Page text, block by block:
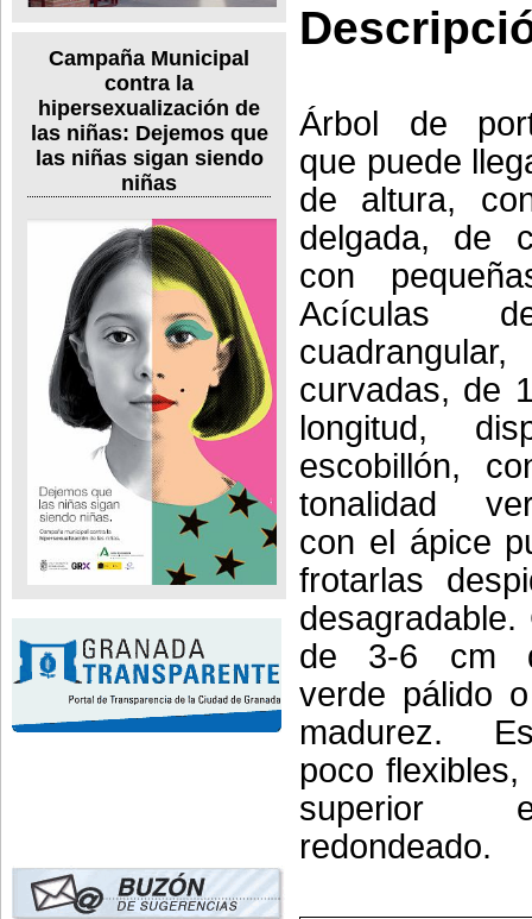
Campaña Municipal
contra la
hipersexualización de
las niñas: Dejemos que
las niñas sigan siendo
niñas
Árbol de
que puede
de altura,
delgada, de
con
Acículas
curvadas, de
longitud,
escobillón,
tonalidad
con el ápice
frotarlas
desagradable.
de 3-6 cm
verde pálido
madurez.
poco
superior
redondeado.